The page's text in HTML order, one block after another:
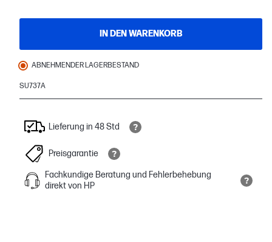
IN DEN WARENKORB
ABNEHMENDER LAGERBESTAND
SU737A
Lieferung in 48 Std
Preisgarantie
Fachkundige Beratung und Fehlerbehebung
direkt von HP